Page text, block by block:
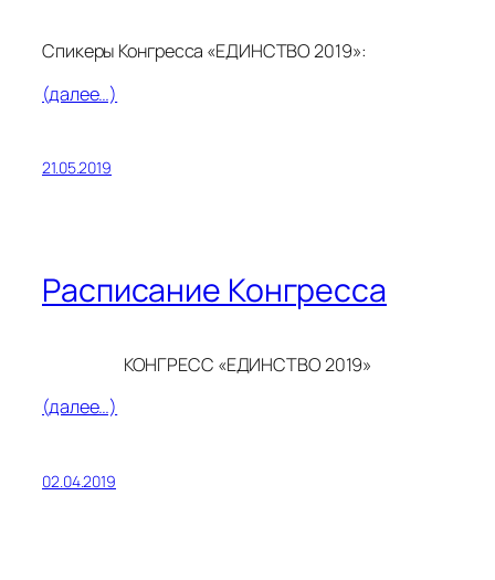
Спикеры Конгресса «ЕДИНСТВО 2019»:
(далее…)
21.05.2019
Расписание Конгресса
КОНГРЕСС «ЕДИНСТВО 2019»
(далее…)
02.04.2019